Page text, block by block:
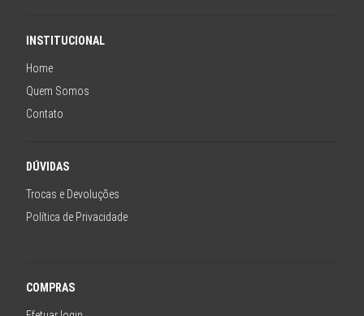
INSTITUCIONAL
Home
Quem Somos
Contato
DÚVIDAS
Trocas e Devoluções
Política de Privacidade
COMPRAS